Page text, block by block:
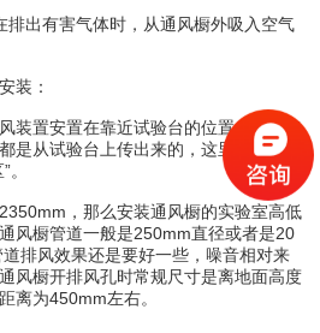
出有害气体时，从通风橱外吸入空气
装：
置安置在靠近试验台的位置，因为每
是从试验台上传出来的，这里是先受到
，那么安装通风橱的实验室高低
风橱管道一般是250mm直径或者是20
排风效果还是要好一些，噪音相对来
风橱开排风孔时常规尺寸是离地面高度
离为450mm左右。